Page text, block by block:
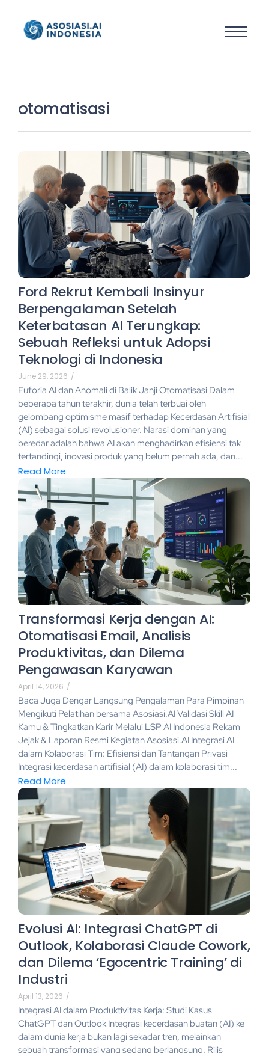
otomatisasi
Ford Rekrut Kembali Insinyur
Berpengalaman Setelah
Keterbatasan AI Terungkap:
Sebuah Refleksi untuk Adopsi
Teknologi di Indonesia
June 29, 2026 /
Euforia AI dan Anomali di Balik Janji Otomatisasi Dalam
beberapa tahun terakhir, dunia telah terbuai oleh
gelombang optimisme masif terhadap Kecerdasan Artifisial
(AI) sebagai solusi revolusioner. Narasi dominan yang
beredar adalah bahwa AI akan menghadirkan efisiensi tak
tertandingi, inovasi produk yang belum pernah ada, dan...
Read More
Transformasi Kerja dengan AI:
Otomatisasi Email, Analisis
Produktivitas, dan Dilema
Pengawasan Karyawan
April 14, 2026 /
Baca Juga Dengar Langsung Pengalaman Para Pimpinan
Mengikuti Pelatihan bersama Asosiasi.AI Validasi Skill AI
Kamu & Tingkatkan Karir Melalui LSP AI Indonesia Rekam
Jejak & Laporan Resmi Kegiatan Asosiasi.AI Integrasi AI
dalam Kolaborasi Tim: Efisiensi dan Tantangan Privasi
Integrasi kecerdasan artifisial (AI) dalam kolaborasi tim...
Read More
Evolusi AI: Integrasi ChatGPT di
Outlook, Kolaborasi Claude Cowork,
dan Dilema ‘Egocentric Training’ di
Industri
April 13, 2026 /
Integrasi AI dalam Produktivitas Kerja: Studi Kasus
ChatGPT dan Outlook Integrasi kecerdasan buatan (AI) ke
dalam dunia kerja bukan lagi sekadar tren, melainkan
sebuah transformasi yang sedang berlangsung. Rilis